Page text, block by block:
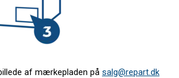
af mærkepladen på salg@repart.dk